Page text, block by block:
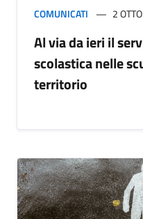
COMUNICATI 2
Al via da ieri il
scolastica nelle
territorio